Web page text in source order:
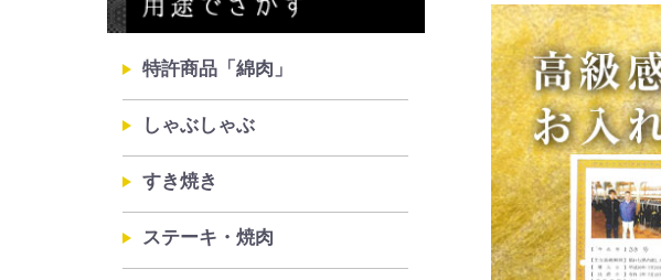
特許商品「綿肉」
しゃぶしゃぶ
すき焼き
ステーキ・焼肉